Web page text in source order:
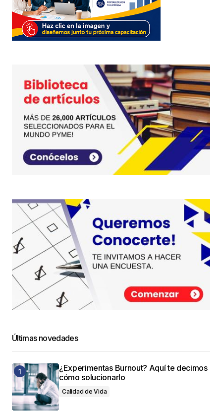
Últimas novedades
¿Experimentas Burnout? Aquí te decimos
cómo solucionarlo
Calidad de Vida